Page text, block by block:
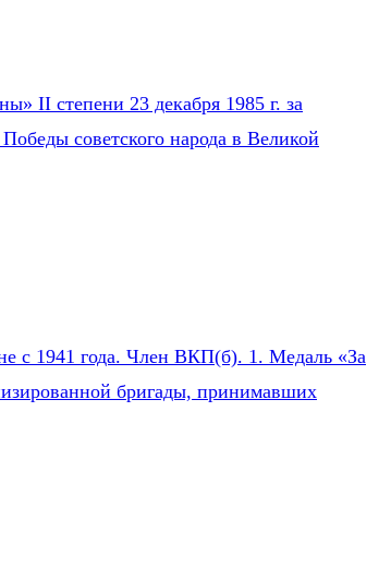
II степени 23 декабря 1985 г. за
советского народа в Великой
с 1941 года. Член ВКП(б). 1. Медаль «За
бригады, принимавших